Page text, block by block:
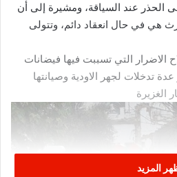
الحذر عند السياقة، ومشيرة إلى أن
هي في حال انعقاد دائم، وتتولى
الاضرار التي تسببت فيها فيضانات
عدة تدخلات لجهر الاودية وصيانتها
الغزيرة
المزيد